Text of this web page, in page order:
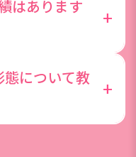
勤務の必要が出て
います。
はあります
+
して、実際に5人
現しています。
について教
+